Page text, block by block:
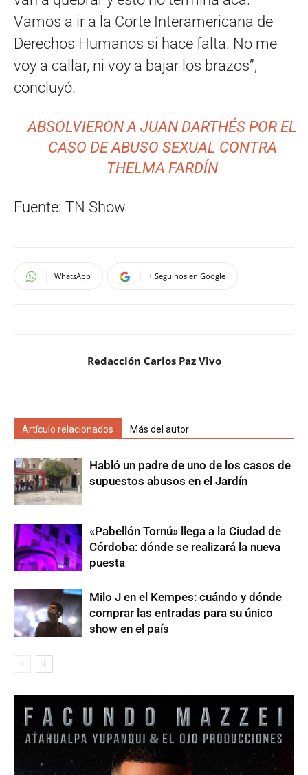
Vamos a ir a la Corte Interamericana de
Derechos Humanos si hace falta. No me
voy a callar, ni voy a bajar los brazos”,
concluyó.
ABSOLVIERON A JUAN DARTHÉS POR EL
CASO DE ABUSO SEXUAL CONTRA
THELMA FARDÍN
Fuente: TN Show
WhatsApp + Seguinos en Google
Redacción Carlos Paz Vivo
Artículo relacionados Más del autor
Habló un padre de uno de los casos de
supuestos abusos en el Jardín
«Pabellón Tornú» llega a la Ciudad de
Córdoba: dónde se realizará la nueva
puesta
Milo J en el Kempes: cuándo y dónde
comprar las entradas para su único
show en el país